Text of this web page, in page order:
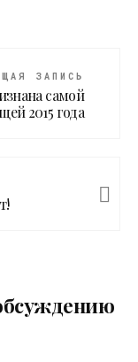
ЗАПИСЬ
самой
2015 года